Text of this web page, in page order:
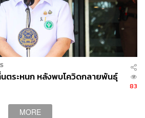
แนะต่อภาครัฐ โดยส่วนตัวอยากให้ใช้
และจบจริงๆ และภาครัฐควรมีแผน
ดเป็นขั้นเป็นตอน ควรสื่อสารให้
าใจโดยทั่วกันในช่องทางที่น่าเชื่อถือ
ฐานะผู้ประกอบการว่า อยากให้มี
ม เพื่อช่วยบรรเทาความเดือดร้อน
ประชาชน เช่น เงินชดเชยเงินเดือน
ตระหนก หลังพบโควิดกลายพันธุ์
83
MORE